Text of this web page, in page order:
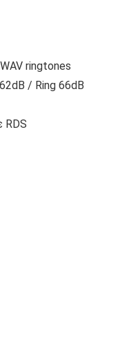
ringtones
/ Ring 66dB
RDS